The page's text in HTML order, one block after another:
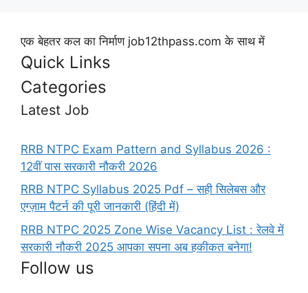
एक बेहतर कल का निर्माण job12thpass.com के साथ में
Quick Links
Categories
Latest Job
RRB NTPC Exam Pattern and Syllabus 2026 :
12वीं पास सरकारी नौकरी 2026
RRB NTPC Syllabus 2025 Pdf – सही सिलेबस और
एग्ज़ाम पैटर्न की पूरी जानकारी (हिंदी में)
RRB NTPC 2025 Zone Wise Vacancy List : रेलवे में
सरकारी नौकरी 2025 आपका सपना अब हकीकत बनेगा!
Follow us